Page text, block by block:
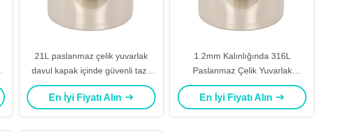
21L paslanmaz çelik yuvarlak
davul kapak içinde güvenli taze
depolama için hava geçirmez
mühürleme halka
En İyi Fiyatı Alın
1.2mm Kalınlığında 316L
Paslanmaz Çelik Yuvarlak
Tambur Kimya Fabrikaları
Uygulama Alanları
En İyi Fiyatı Alın